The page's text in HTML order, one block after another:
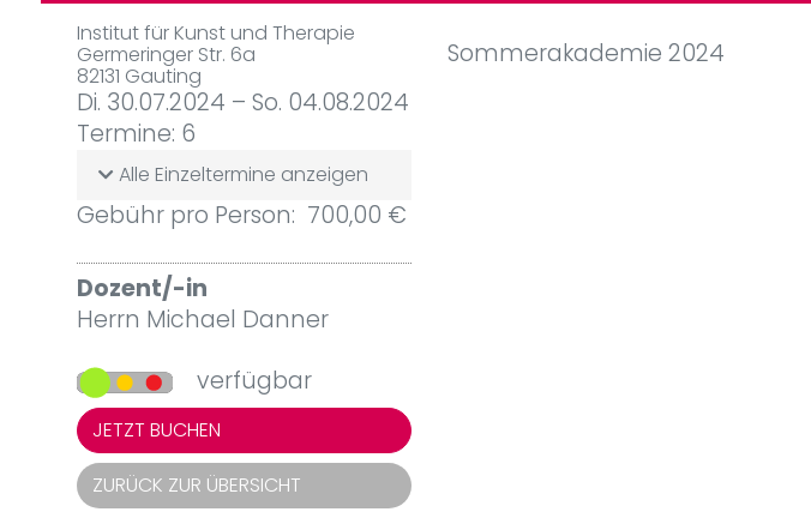
Institut für Kunst und Therapie
Germeringer Str. 6a
82131 Gauting
Di. 30.07.2024 – So. 04.08.2024
Termine: 6
Alle Einzeltermine anzeigen
Gebühr pro Person: 700,00 €
Dozent/-in
Herrn Michael Danner
verfügbar
JETZT BUCHEN
ZURÜCK ZUR ÜBERSICHT
Sommerakademie 2024